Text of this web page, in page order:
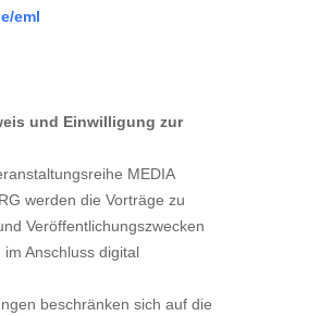
eml
und Einwilligung zur
MEDIA
werden die Vorträge zu
Veröffentlichungszwecken
Anschluss digital
beschränken sich auf die